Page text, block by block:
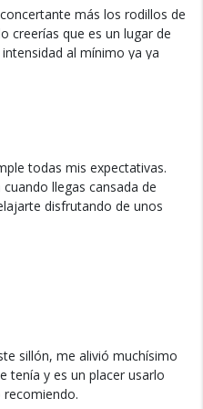
más los rodillos de
creerías que es un lugar de
al mínimo ya ya
todas mis expectativas.
llegas cansada de
disfrutando de unos
sillón, me alivió muchísimo
tenía y es un placer usarlo
tan
5 en Google.
5 en Facebook.
en tus
y directa con